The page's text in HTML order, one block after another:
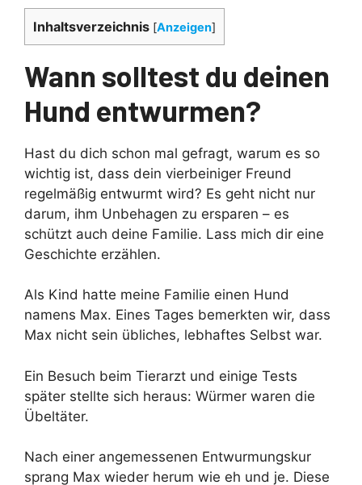
Inhaltsverzeichnis [Anzeigen]
Wann solltest du deinen
Hund entwurmen?
Hast du dich schon mal gefragt, warum es so
wichtig ist, dass dein vierbeiniger Freund
regelmäßig entwurmt wird? Es geht nicht nur
darum, ihm Unbehagen zu ersparen – es
schützt auch deine Familie. Lass mich dir eine
Geschichte erzählen.
Als Kind hatte meine Familie einen Hund
namens Max. Eines Tages bemerkten wir, dass
Max nicht sein übliches, lebhaftes Selbst war.
Ein Besuch beim Tierarzt und einige Tests
später stellte sich heraus: Würmer waren die
Übeltäter.
Nach einer angemessenen Entwurmungskur
sprang Max wieder herum wie eh und je. Diese